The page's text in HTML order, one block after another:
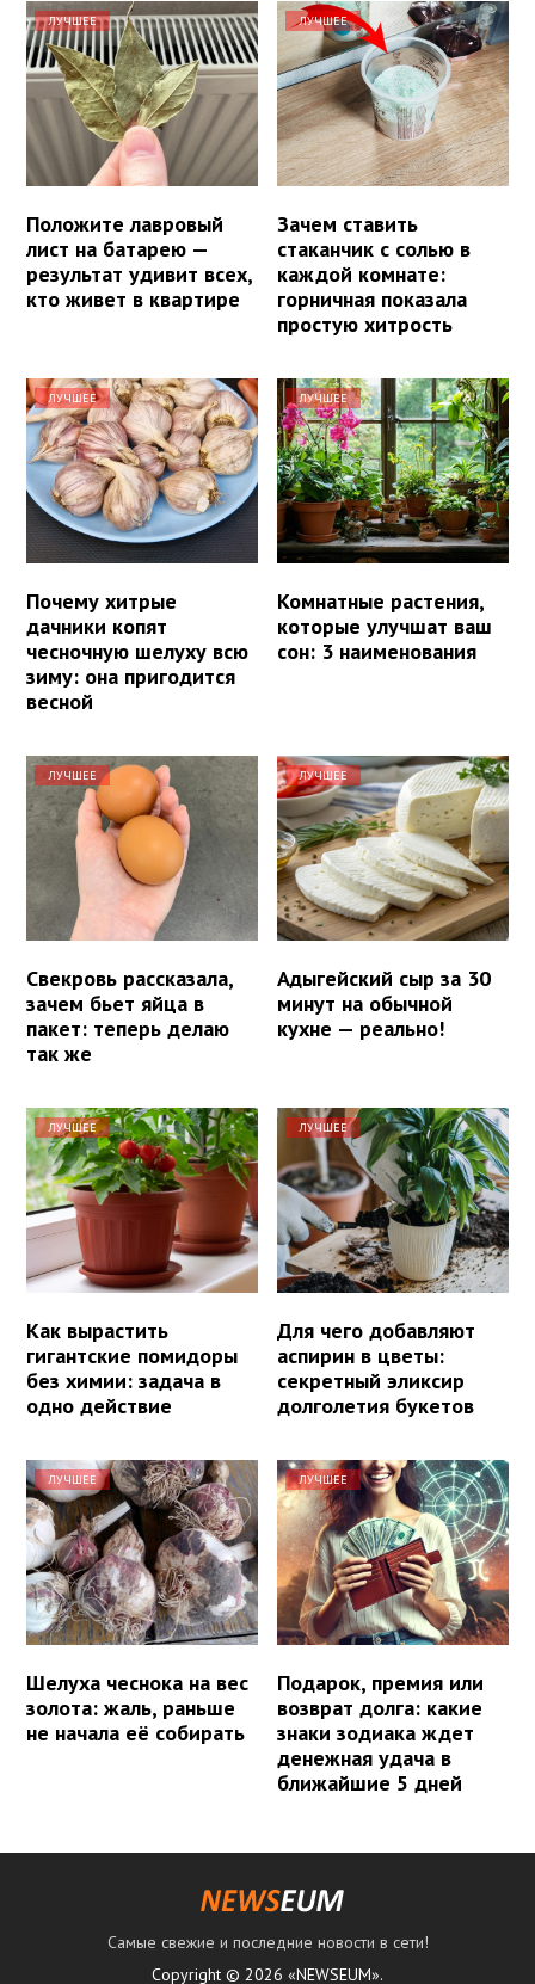
ЛУЧШЕЕ
Положите лавровый
лист на батарею —
результат удивит всех,
кто живет в квартире
ЛУЧШЕЕ
Зачем ставить
стаканчик с солью в
каждой комнате:
горничная показала
простую хитрость
ЛУЧШЕЕ
Почему хитрые
дачники копят
чесночную шелуху всю
зиму: она пригодится
весной
ЛУЧШЕЕ
Комнатные растения,
которые улучшат ваш
сон: 3 наименования
ЛУЧШЕЕ
Свекровь рассказала,
зачем бьет яйца в
пакет: теперь делаю
так же
ЛУЧШЕЕ
Адыгейский сыр за 30
минут на обычной
кухне — реально!
ЛУЧШЕЕ
Как вырастить
гигантские помидоры
без химии: задача в
одно действие
ЛУЧШЕЕ
Для чего добавляют
аспирин в цветы:
секретный эликсир
долголетия букетов
ЛУЧШЕЕ
Шелуха чеснока на вес
золота: жаль, раньше
не начала её собирать
ЛУЧШЕЕ
Подарок, премия или
возврат долга: какие
знаки зодиака ждет
денежная удача в
ближайшие 5 дней
Самые свежие и последние новости в сети!
Copyright © 2026 «NEWSEUM».